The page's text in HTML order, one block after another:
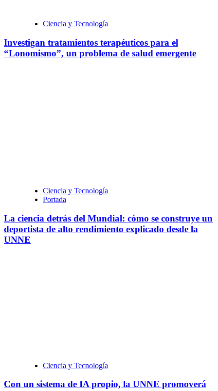
Ciencia y Tecnología
Investigan tratamientos terapéuticos para el
“Lonomismo”, un problema de salud emergente
Ciencia y Tecnología
Portada
La ciencia detrás del Mundial: cómo se construye un
deportista de alto rendimiento explicado desde la
UNNE
Ciencia y Tecnología
Con un sistema de IA propio, la UNNE promoverá